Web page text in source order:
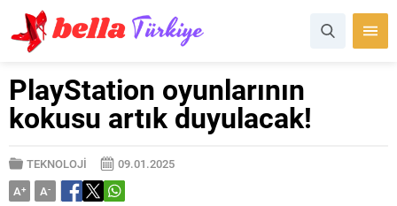
PlayStation oyunlarının
kokusu artık duyulacak!
TEKNOLOJİ
09.01.2025
A+ A-